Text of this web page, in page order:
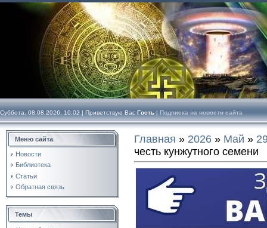
Суббота, 08.08.2026, 10:02 | Приветствую Вас Гость | Подписка на новости сайта
Меню сайта
Новости
Библиотека
Статьи
Обратная связь
Темы
Главная » 2026 » Май »
честь кунжутного семени